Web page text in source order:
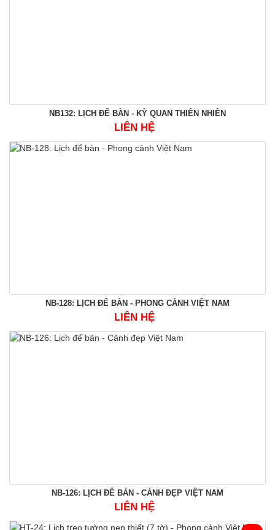
NB132: LỊCH ĐỂ BÀN - KỲ QUAN THIÊN NHIÊN
LIÊN HỆ
NB-128: LỊCH ĐỂ BÀN - PHONG CẢNH VIỆT NAM
LIÊN HỆ
NB-126: LỊCH ĐỂ BẢN - CẢNH ĐẸP VIỆT NAM
LIÊN HỆ